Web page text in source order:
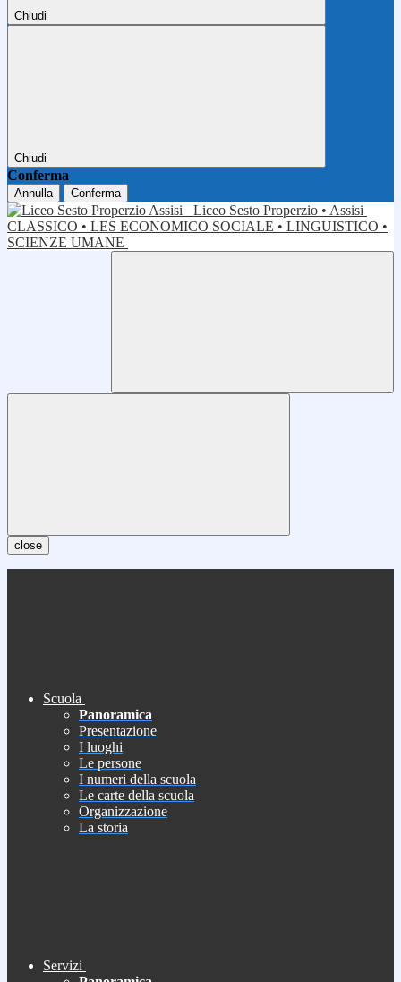
Chiudi
Chiudi
Conferma
Annulla Conferma
Liceo Sesto Properzio • Assisi
CLASSICO • LES ECONOMICO SOCIALE • LINGUISTICO •
SCIENZE UMANE
close
Scuola
Panoramica
Presentazione
I luoghi
Le persone
I numeri della scuola
Le carte della scuola
Organizzazione
La storia
Servizi